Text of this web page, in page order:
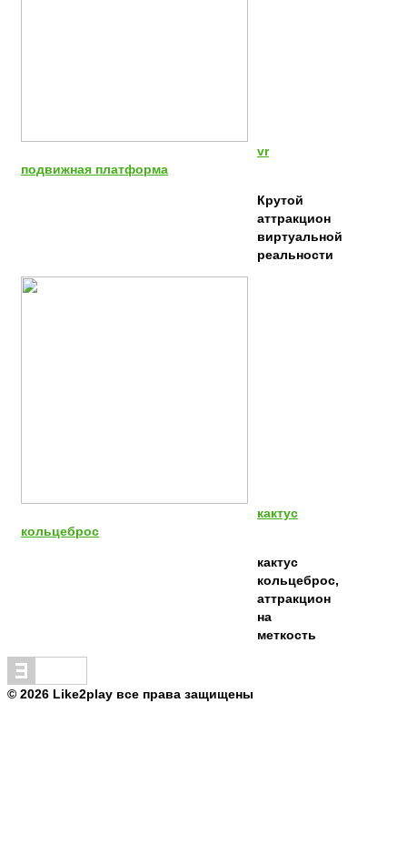
vr
подвижная платформа
Крутой
аттракцион
виртуальной
реальности
кактус
кольцеброс
кактус
кольцеброс,
аттракцион
на
меткость
© 2026 Like2play все права защищены